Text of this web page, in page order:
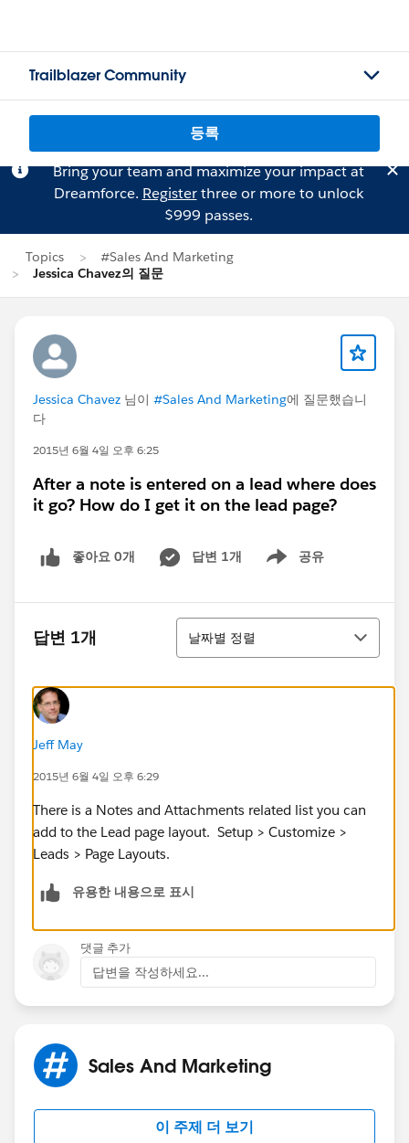
Trailblazer Community
등록
Bring your team and maximize your impact at
Dreamforce. Registerthree or more to unlock
$999 passes.
Topics
#Sales And Marketing
Jessica Chavez의 질문
Jessica Chavez 님이 #Sales And Marketing에 질문했습니
다
2015년 6월 4일 오후 6:25
After a note is entered on a lead where does
it go? How do I get it on the lead page?
좋아요 0개 답변 1개 공유
Show menu
답변 1개
정렬
날짜별 정렬
Jeff May
2015년 6월 4일 오후 6:29
There is a Notes and Attachments related list you can
add to the Lead page layout. Setup > Customize >
Leads > Page Layouts.
유용한 내용으로 표시
댓글 추가
답변을 작성하세요...
Sales And Marketing
이 주제 더 보기